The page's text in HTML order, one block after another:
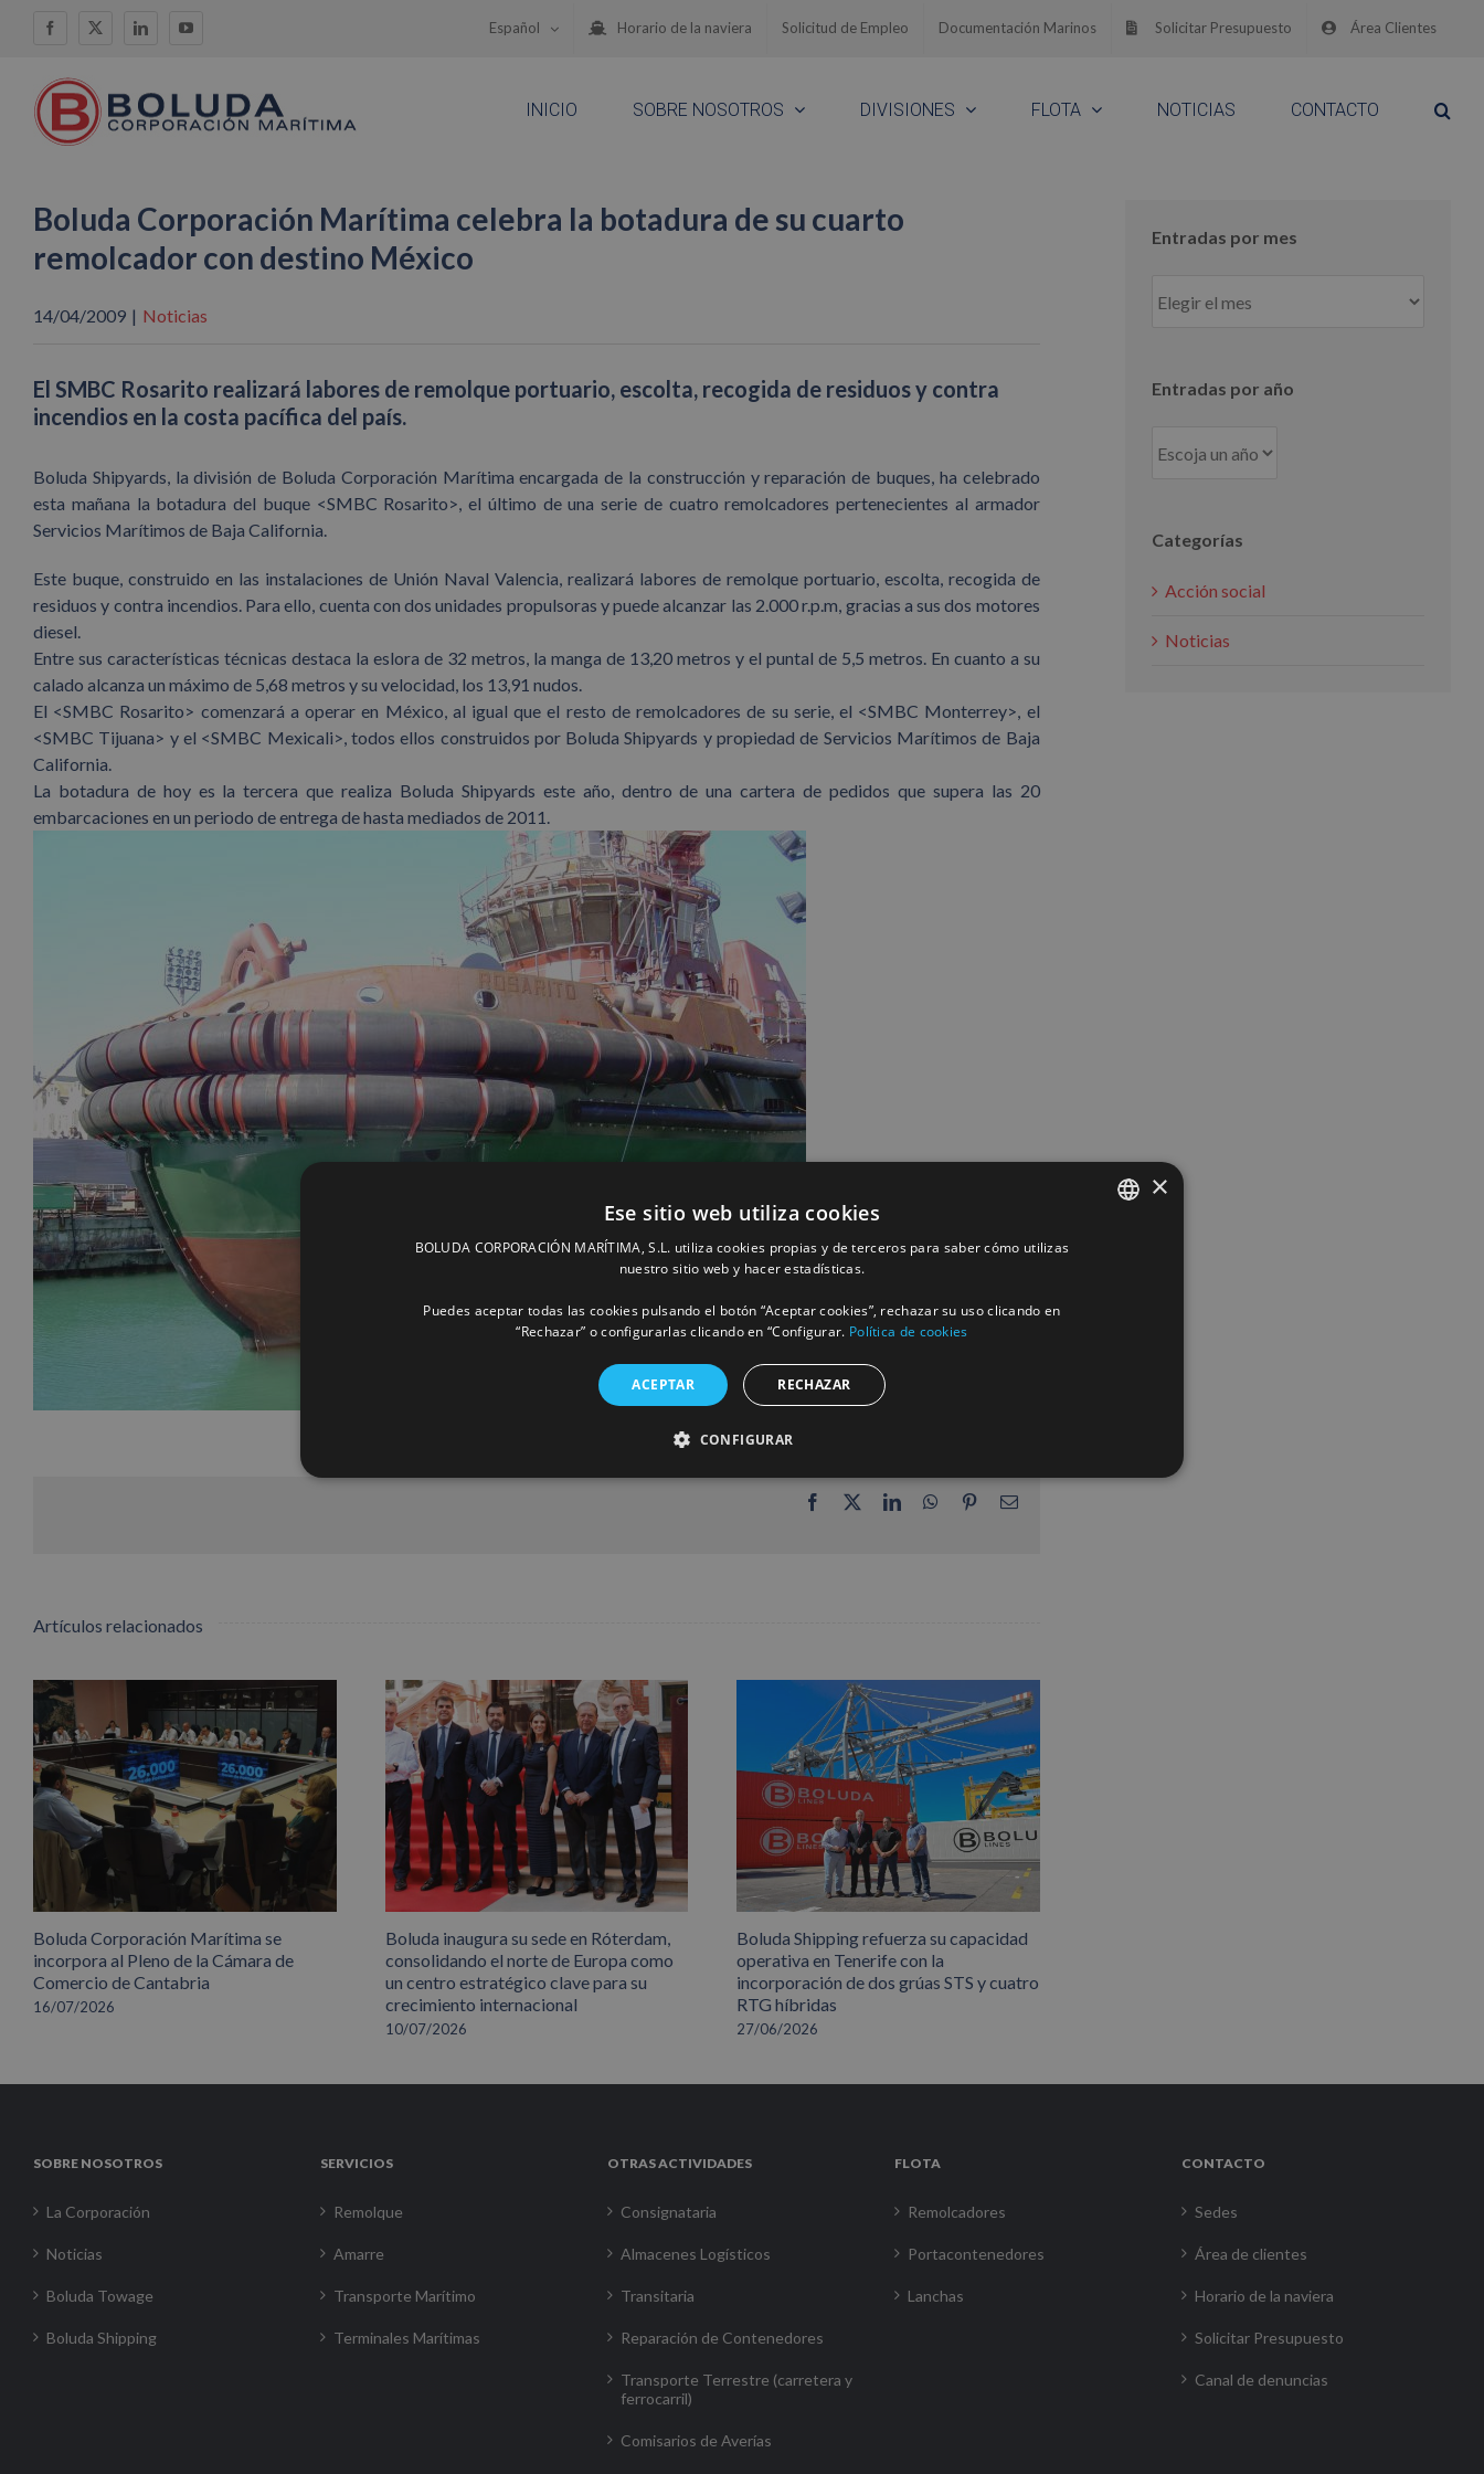
Facebook
X LinkedInYouTube Español Horario de la naviera Solicitud de Empleo Documentación Marinos Solicitar Presupuesto Área Clientes
INICIO SOBRE NOSOTROS DIVISIONES FLOTA NOTICIAS CONTACTO
Boluda Corporación Marítima celebra la botadura de su cuarto
remolcador con destino México
14/04/2009 | Noticias
El SMBC Rosarito realizará labores de remolque portuario, escolta, recogida de residuos y contra
incendios en la costa pacífica del país.
Boluda Shipyards, la división de Boluda Corporación Marítima encargada de la construcción y reparación de buques, ha celebrado
esta mañana la botadura del buque <SMBC Rosarito>, el último de una serie de cuatro remolcadores pertenecientes al armador
Servicios Marítimos de Baja California.
Este buque, construido en las instalaciones de Unión Naval Valencia, realizará labores de remolque portuario, escolta, recogida de
residuos y contra incendios. Para ello, cuenta con dos unidades propulsoras y puede alcanzar las 2.000 r.p.m, gracias a sus dos motores
diesel.
Entre sus características técnicas destaca la eslora de 32 metros, la manga de 13,20 metros y el puntal de 5,5 metros. En cuanto a su
calado alcanza un máximo de 5,68 metros y su velocidad, los 13,91 nudos.
El <SMBC Rosarito> comenzará a operar en México, al igual que el resto de remolcadores de su serie, el <SMBC Monterrey>, el
<SMBC Tijuana> y el <SMBC Mexicali>, todos ellos construidos por Boluda Shipyards y propiedad de Servicios Marítimos de Baja
California.
La botadura de hoy es la tercera que realiza Boluda Shipyards este año, dentro de una cartera de pedidos que supera las 20
embarcaciones en un periodo de entrega de hasta mediados de 2011.
Facebook
X LinkedInWhatsApp
PinterestCorreo
Artículos relacionados
Boluda Corporación Marítima se
incorpora al Pleno de la Cámara de
Comercio de Cantabria
16/07/2026
Boluda inaugura su sede en Róterdam,
consolidando el norte de Europa como
un centro estratégico clave para su
crecimiento internacional
10/07/2026
Boluda Shipping refuerza su capacidad
operativa en Tenerife con la
incorporación de dos grúas STS y cuatro
RTG híbridas
27/06/2026
Entradas por mes
por
Entradas por año
Categorías
Acción social
Noticias
SOBRE NOSOTROS
La Corporación
Noticias
Boluda Towage
Boluda Shipping
SERVICIOS
Remolque
Amarre
Transporte Marítimo
Terminales Marítimas
OTRAS ACTIVIDADES
Consignataria
Almacenes Logísticos
Transitaria
Reparación de Contenedores
Transporte Terrestre (carretera y
ferrocarril)
Comisarios de Averías
FLOTA
Remolcadores
Portacontenedores
Lanchas
CONTACTO
Sedes
Área de clientes
Horario de la naviera
Solicitar Presupuesto
Canal de denuncias
×
Ese sitio web utiliza cookies
BOLUDA CORPORACIÓN MARÍTIMA, S.L. utiliza cookies propias y de terceros para saber cómo utilizas
nuestro sitio web y hacer estadísticas.
Puedes aceptar todas las cookies pulsando el botón “Aceptar cookies”, rechazar su uso clicando en
“Rechazar” o configurarlas clicando en “Configurar. Política de cookies
ACEPTAR RECHAZAR
CONFIGURAR